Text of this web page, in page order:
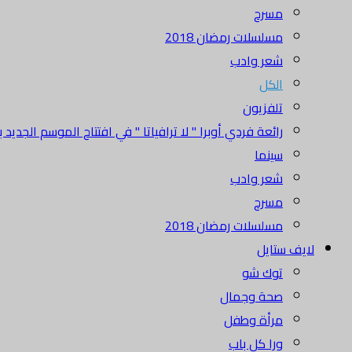
مسرح
مسلسلات رمضان 2018
شعر وادب
الكل
تلفزيون
رائعة فردي أوبرا " لا ترافياتا " في افتتاح الموسم الجديد
سينما
شعر وادب
مسرح
مسلسلات رمضان 2018
لايف ستايل
توك شو
صحة وجمال
مرأة وطفل
ورا كل باب